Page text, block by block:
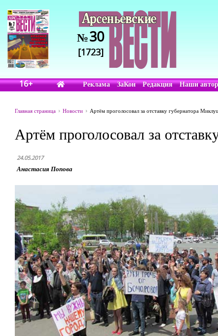
№30
[1723]
16+ Реклама ЗаКон Редакция Наши
Главная страница Новости Артём проголосовал за отставку губернатора
Артём проголосовал за
24.05.2017
Анастасия Попова